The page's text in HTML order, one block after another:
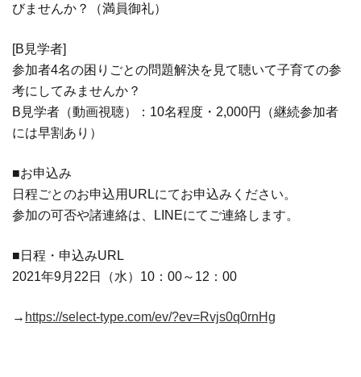
びませんか？（満員御礼）
[B見学者]
参加者4名の困りごとの問題解決を見て聴いて子育ての参
考にしてみ ませんか？
B見学者（動画視聴）：10名程度・2,000円（継続参加者
には早割あり）
■お申込み
日程ごとのお申込用URLにてお申込みください。
参加の可否や諸連絡は、LINEにてご連絡します。
■日程・申込みURL
2021年9月22日（水）10：00～12：00
→ https://select-type.com/ev/?ev=Rvjs0q0rnHg